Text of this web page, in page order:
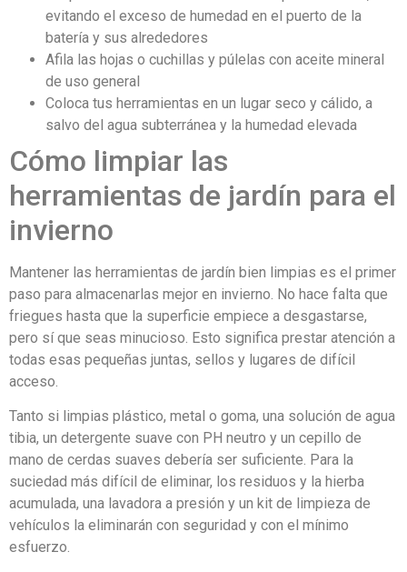
evitando el exceso de humedad en el puerto de la
batería y sus alrededores
Afila las hojas o cuchillas y púlelas con aceite mineral
de uso general
Coloca tus herramientas en un lugar seco y cálido, a
salvo del agua subterránea y la humedad elevada
Cómo limpiar las
herramientas de jardín para el
invierno
Mantener las herramientas de jardín bien limpias es el primer
paso para almacenarlas mejor en invierno. No hace falta que
friegues hasta que la superficie empiece a desgastarse,
pero sí que seas minucioso. Esto significa prestar atención a
todas esas pequeñas juntas, sellos y lugares de difícil
acceso.
Tanto si limpias plástico, metal o goma, una solución de agua
tibia, un detergente suave con PH neutro y un cepillo de
mano de cerdas suaves debería ser suficiente. Para la
suciedad más difícil de eliminar, los residuos y la hierba
acumulada, una lavadora a presión y un kit de limpieza de
vehículos la eliminarán con seguridad y con el mínimo
esfuerzo.